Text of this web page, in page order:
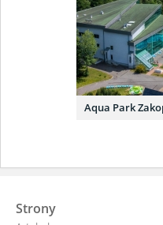
Aqua Park
Strony